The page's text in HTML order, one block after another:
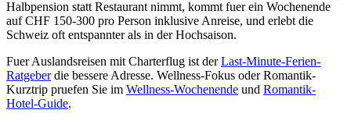
Halbpension statt Restaurant nimmt, kommt fuer ein Wochenende
auf CHF 150-300 pro Person inklusive Anreise, und erlebt die
Schweiz oft entspannter als in der Hochsaison.
Fuer Auslandsreisen mit Charterflug ist derLast-Minute-Ferien-
Ratgeberdie bessere Adresse. Wellness-Fokus oder Romantik-
Kurztrip pruefen Sie im Wellness-Wochenende und Romantik-
Hotel-Guide.